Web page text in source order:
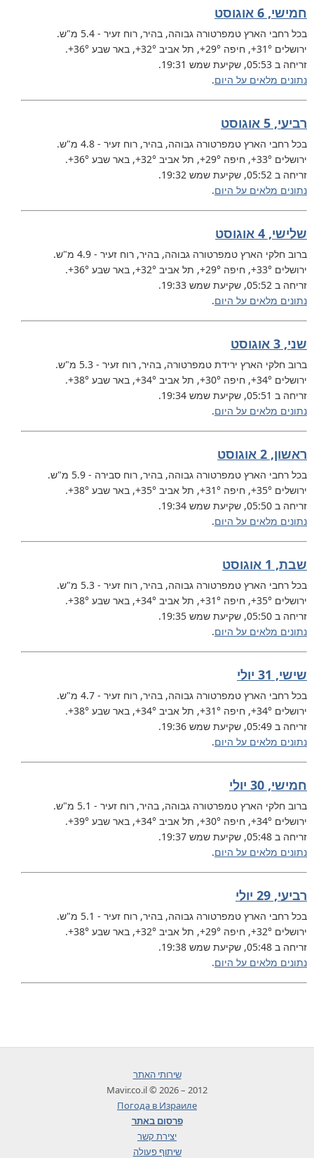
חמישי, 6 אוגוסט
בכל רחבי הארץ טמפרטורה גבוהה, בהיר, רוח זעיר - 5.4 מ"ש.
ירושלים +31°, חיפה +29°, תל אביב +32°, באר שבע +36°
.
זריחה ב 05:53, שקיעת שמש 19:31.
נתונים מלאים על היום.
רביעי, 5 אוגוסט
בכל רחבי הארץ טמפרטורה גבוהה, בהיר, רוח זעיר - 4.8 מ"ש.
ירושלים +33°, חיפה +29°, תל אביב +32°, באר שבע +36°
.
זריחה ב 05:52, שקיעת שמש 19:32.
נתונים מלאים על היום.
שלישי, 4 אוגוסט
ברוב חלקי הארץ טמפרטורה גבוהה, בהיר, רוח זעיר - 4.9 מ"ש.
ירושלים +33°, חיפה +29°, תל אביב +32°, באר שבע +36°
.
זריחה ב 05:52, שקיעת שמש 19:33.
נתונים מלאים על היום.
שני, 3 אוגוסט
ברוב חלקי הארץ ירידת טמפרטורה, בהיר, רוח זעיר - 5.3 מ"ש.
ירושלים +34°, חיפה +30°, תל אביב +34°, באר שבע +38°
.
זריחה ב 05:51, שקיעת שמש 19:34.
נתונים מלאים על היום.
ראשון, 2 אוגוסט
בכל רחבי הארץ טמפרטורה גבוהה, בהיר, רוח סבירה - 5.9 מ"ש.
ירושלים +35°, חיפה +31°, תל אביב +35°, באר שבע +38°
.
זריחה ב 05:50, שקיעת שמש 19:34.
נתונים מלאים על היום.
שבת, 1 אוגוסט
בכל רחבי הארץ טמפרטורה גבוהה, בהיר, רוח זעיר - 5.3 מ"ש.
ירושלים +35°, חיפה +31°, תל אביב +34°, באר שבע +38°
.
זריחה ב 05:50, שקיעת שמש 19:35.
נתונים מלאים על היום.
שישי, 31 יולי
בכל רחבי הארץ טמפרטורה גבוהה, בהיר, רוח זעיר - 4.7 מ"ש.
ירושלים +34°, חיפה +31°, תל אביב +34°, באר שבע +38°
.
זריחה ב 05:49, שקיעת שמש 19:36.
נתונים מלאים על היום.
חמישי, 30 יולי
ברוב חלקי הארץ טמפרטורה גבוהה, בהיר, רוח זעיר - 5.1 מ"ש.
ירושלים +34°, חיפה +30°, תל אביב +34°, באר שבע +39°
.
זריחה ב 05:48, שקיעת שמש 19:37.
נתונים מלאים על היום.
רביעי, 29 יולי
בכל רחבי הארץ טמפרטורה גבוהה, בהיר, רוח זעיר - 5.1 מ"ש.
ירושלים +32°, חיפה +29°, תל אביב +32°, באר שבע +38°
.
זריחה ב 05:48, שקיעת שמש 19:38.
נתונים מלאים על היום.
שירותי האתר
2012 – 2026 © Mavir.co.il
Погода в Израиле
פרסום באתר
יצירת קשר
שיתוף פעולה